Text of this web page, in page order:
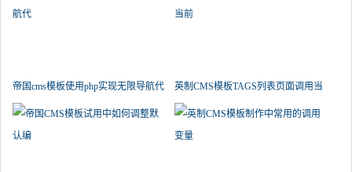
帝国cms模板使用php实现无限导航代
英制CMS模板TAGS列表页面调用当
前